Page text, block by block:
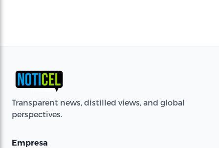
Transparent news, distilled views, and global
perspectives.
Empresa